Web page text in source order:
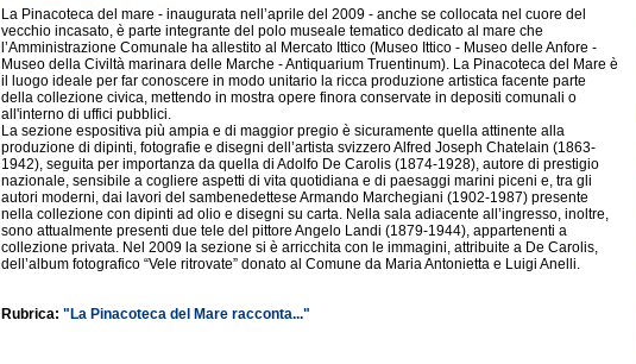
La Pinacoteca del mare - inaugurata nell’aprile del 2009 - anche se collocata nel cuore del
vecchio incasato, è parte integrante del polo museale tematico dedicato al mare che
l’Amministrazione Comunale ha allestito al Mercato Ittico (Museo Ittico - Museo delle Anfore -
Museo della Civiltà marinara delle Marche - Antiquarium Truentinum). La Pinacoteca del Mare è
il luogo ideale per far conoscere in modo unitario la ricca produzione artistica facente parte
della collezione civica, mettendo in mostra opere finora conservate in depositi comunali o
all'interno di uffici pubblici.
La sezione espositiva più ampia e di maggior pregio è sicuramente quella attinente alla
produzione di dipinti, fotografie e disegni dell’artista svizzero Alfred Joseph Chatelain (1863-
1942), seguita per importanza da quella di Adolfo De Carolis (1874-1928), autore di prestigio
nazionale, sensibile a cogliere aspetti di vita quotidiana e di paesaggi marini piceni e, tra gli
autori moderni, dai lavori del sambenedettese Armando Marchegiani (1902-1987) presente
nella collezione con dipinti ad olio e disegni su carta. Nella sala adiacente all’ingresso, inoltre,
sono attualmente presenti due tele del pittore Angelo Landi (1879-1944), appartenenti a
collezione privata. Nel 2009 la sezione si è arricchita con le immagini, attribuite a De Carolis,
dell’album fotografico “Vele ritrovate” donato al Comune da Maria Antonietta e Luigi Anelli.
Rubrica: "La Pinacoteca del Mare racconta..."